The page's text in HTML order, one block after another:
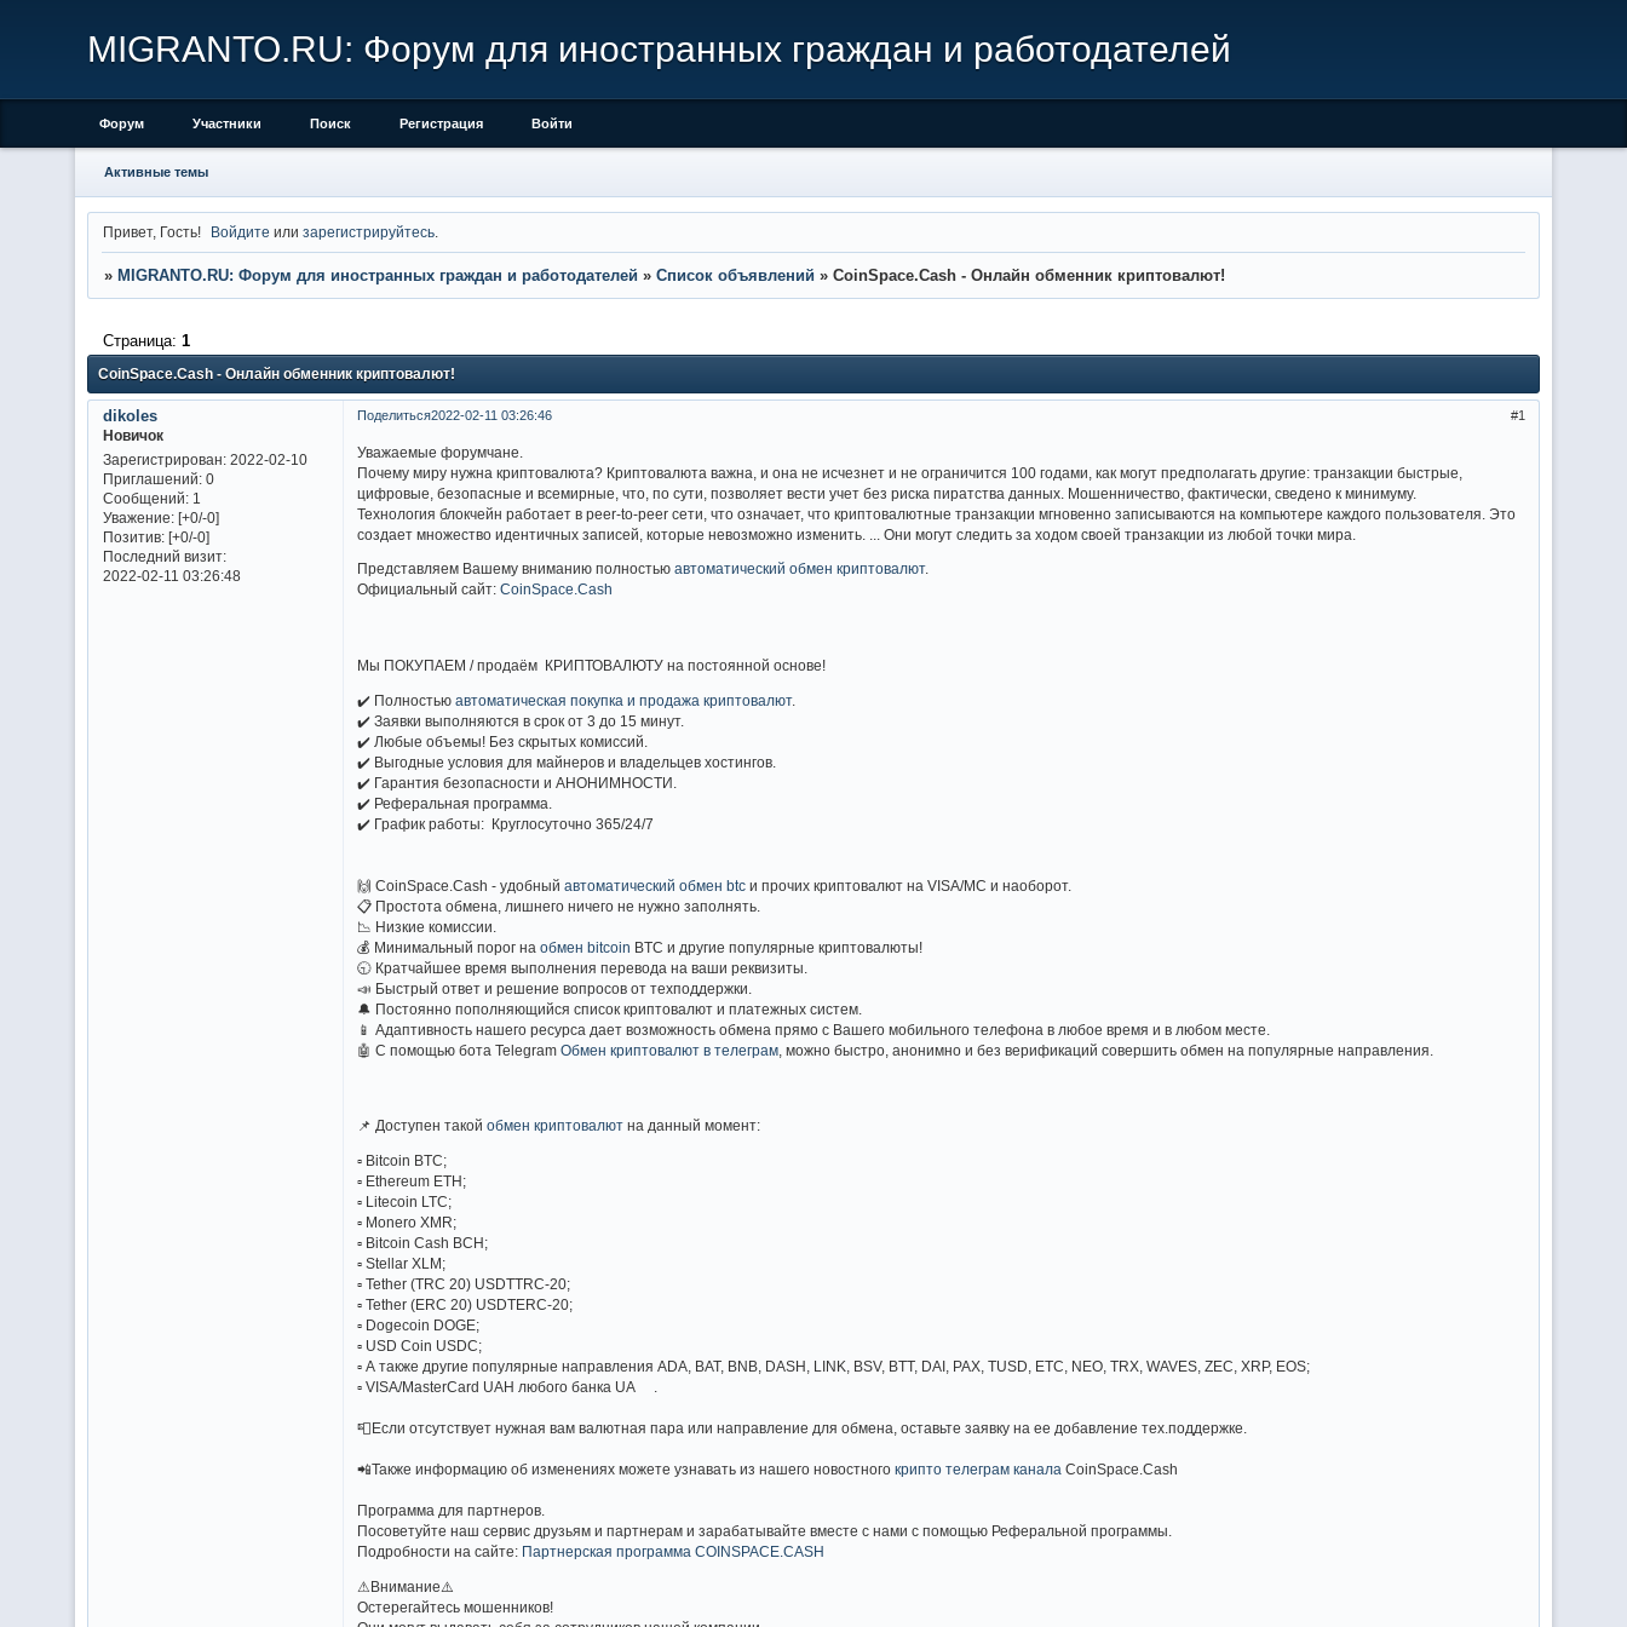
MIGRANTO.RU: Форум для иностранных граждан и работодателей
Форум Участники Поиск Регистрация Войти
Активные темы
Привет, Гость! Войдите илизарегистрируйтесь
» MIGRANTO.RU: Форум для иностранных граждан и работодателей » Список объявлений » CoinSpace.Cash - Онлайн обменник криптовалют!
CoinSpace.Cash - Онлайн обменник криптовалют!
Страница: 1
Поделиться 1
2022-02-11 03:26:46
dikoles
Новичок
Зарегистрирован: 2022-02-10
Приглашений:0
Сообщений:1
Уважение: [+0/-0]
Позитив: [+0/-0]
Последний визит:
2022-02-11 03:26:48
Уважаемые форумчане.
Почему миру нужна криптовалюта? Криптовалюта важна, и она не исчезнет и не ограничится 100 годами, как могут предполагать другие: транзакции быстрые,
цифровые, безопасные и всемирные, что, по сути, позволяет вести учет без риска пиратства данных. Мошенничество, фактически, сведено к минимуму.
Технология блокчейн работает в peer-to-peer сети, что означает, что криптовалютные транзакции мгновенно записываются на компьютере каждого пользователя. Это
создает множество идентичных записей, которые невозможно изменить. ... Они могут следить за ходом своей транзакции из любой точки мира.
Представляем Вашему вниманию полностьюавтоматический обмен криптовалют.
Официальный сайт:CoinSpace.Cash
Мы ПОКУПАЕМ / продаём КРИПТОВАЛЮТУ на постоянной основе!
✔️ Полностьюавтоматическая покупка и продажа криптовалют.
✔️ Заявки выполняются в срок от 3 до 15 минут.
✔️ Любые объемы! Без скрытых комиссий.
✔️ Выгодные условия для майнеров и владельцев хостингов.
✔️ Гарантия безопасности и АНОНИМНОСТИ.
✔️ Реферальная программа.
✔️ График работы: Круглосуточно 365/24/7
🙌 CoinSpace.Cash - удобныйавтоматический обмен btc и прочих криптовалют на VISA/MC и наоборот.
📋 Простота обмена, лишнего ничего не нужно заполнять.
📉 Низкие комиссии.
💰 Минимальный порог наобмен bitcoin BTC и другие популярные криптовалюты!
🕤 Кратчайшее время выполнения перевода на ваши реквизиты.
📣 Быстрый ответ и решение вопросов от техподдержки.
🔔 Постоянно пополняющийся список криптовалют и платежных систем.
📱 Адаптивность нашего ресурса дает возможность обмена прямо с Вашего мобильного телефона в любое время и в любом месте.
🤖 С помощью бота TelegramОбмен криптовалют в телеграм , можно быстро, анонимно и без верификаций совершить обмен на популярные направления.
📌 Доступен такойобмен криптовалют на данный момент:
▫️ Bitcoin BTC;
▫️ Ethereum ETH;
▫️ Litecoin LTC;
▫️ Monero XMR;
▫️ Bitcoin Cash BCH;
▫️ Stellar XLM;
▫️ Tether (TRC 20) USDTTRC-20;
▫️ Tether (ERC 20) USDTERC-20;
▫️ Dogecoin DOGE;
▫️ USD Coin USDC;
▫️ А также другие популярные направления ADA, BAT, BNB, DASH, LINK, BSV, BTT, DAI, PAX, TUSD, ETC, NEO, TRX, WAVES, ZEC, XRP, EOS;
▫️ VISA/MasterCard UAH любого банка UA .
📮Если отсутствует нужная вам валютная пара или направление для обмена, оставьте заявку на ее добавление тех.поддержке.
📲Также информацию об изменениях можете узнавать из нашего новостногокрипто телеграм канала CoinSpace.Cash
Программа для партнеров.
Посоветуйте наш сервис друзьям и партнерам и зарабатывайте вместе с нами с помощью Реферальной программы.
Подробности на сайте: Партнерская программа COINSPACE.CASH
⚠Внимание⚠️
Остерегайтесь мошенников!